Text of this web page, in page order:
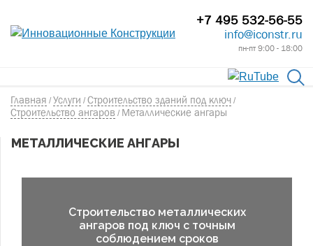
+7 495 532-56-55
info@iconstr.ru
пн-пт 9:00 - 18:00
Главная / Услуги / Строительство зданий под ключ /
Строительство ангаров / Металлические ангары
МЕТАЛЛИЧЕСКИЕ АНГАРЫ
Строительство металлических
ангаров под ключ с точным
соблюдением сроков